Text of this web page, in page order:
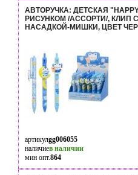
АВТОРУЧКА: ДЕТСКАЯ
РИСУНКОМ /АССОРТИ/, КЛИП
НАСАДКОЙ-МИШКИ, ЦВЕТ
артикулgg006055
наличиев наличии
мин опт.864